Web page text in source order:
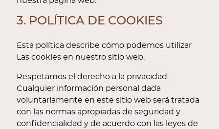
3. POLÍTICA DE COOKIES
Esta política describe cómo podemos utilizar
Las cookies en nuestro sitio web.
Respetamos el derecho a la privacidad.
Cualquier información personal dada
voluntariamente en este sitio web será tratada
con las normas apropiadas de seguridad y
confidencialidad y de acuerdo con las leyes de